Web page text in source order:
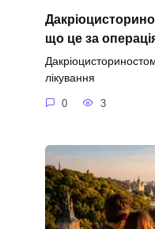
що це за
лікування
0 3